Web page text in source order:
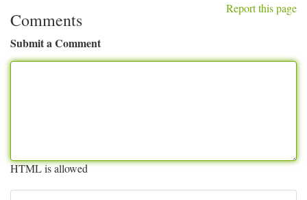
Report this page
Comments
Submit a Comment
HTML is allowed